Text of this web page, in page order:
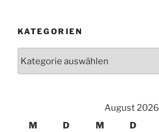
KATEGORIEN
August 2026
M
D M D